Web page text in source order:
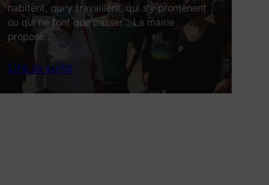
habitent, qui y travaillent, qui s’y promènent
ou qui ne font que passer… La mairie
propose…
Lire la suite